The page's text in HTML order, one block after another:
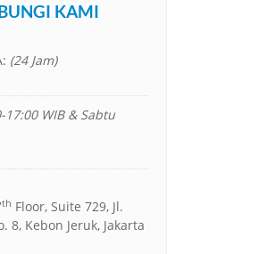
KAMI
(24 Jam)
17:00 WIB & Sabtu
th Floor, Suite 729, Jl.
8, Kebon Jeruk, Jakarta